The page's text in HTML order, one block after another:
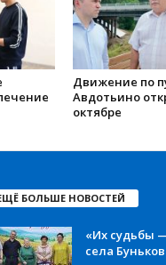
Движение по
Авдотьино
октябре
БОЛЬШЕ НОВОСТЕЙ
«Их судьбы
села